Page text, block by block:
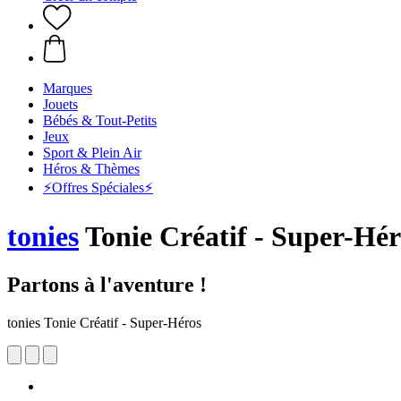
Marques
Jouets
Bébés & Tout-Petits
Jeux
Sport & Plein Air
Héros & Thèmes
⚡️Offres Spéciales⚡️
toniesTonie Créatif - Super-
Partons à l'aventure !
tonies Tonie Créatif - Super-Héros